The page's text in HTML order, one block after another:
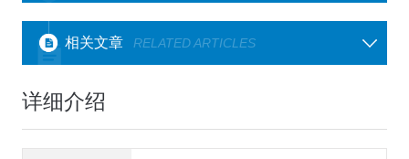
相关文章 RELATED ARTICLES
详细介绍